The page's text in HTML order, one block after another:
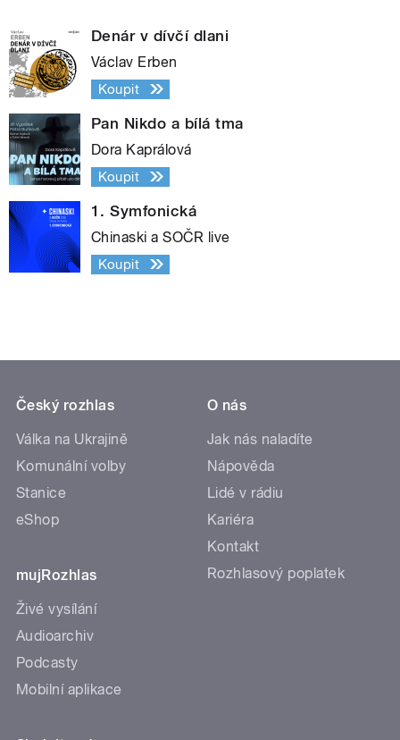
Denár v dívčí dlani
Václav Erben
Koupit
Pan Nikdo a bílá tma
Dora Kaprálová
Koupit
1. Symfonická
Chinaski a SOČR live
Koupit
Český rozhlas
Válka na Ukrajině
Komunální volby
Stanice
eShop
mujRozhlas
Živé vysílání
Audioarchiv
Podcasty
Mobilní aplikace
O nás
Jak nás naladíte
Nápověda
Lidé v rádiu
Kariéra
Kontakt
Rozhlasový poplatek